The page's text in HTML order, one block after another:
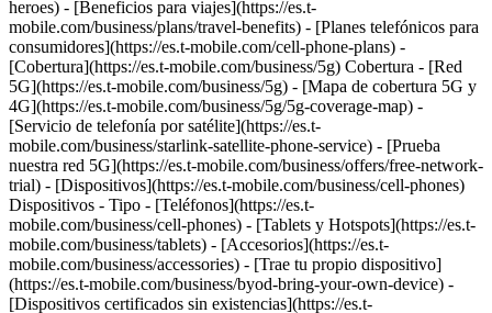
heroes) - [Beneficios para viajes](https://es.t-
mobile.com/business/plans/travel-benefits) - [Planes telefónicos para
consumidores](https://es.t-mobile.com/cell-phone-plans) -
[Cobertura](https://es.t-mobile.com/business/5g) Cobertura - [Red
5G](https://es.t-mobile.com/business/5g) - [Mapa de cobertura 5G y
4G](https://es.t-mobile.com/business/5g/5g-coverage-map) -
[Servicio de telefonía por satélite](https://es.t-
mobile.com/business/starlink-satellite-phone-service) - [Prueba
nuestra red 5G](https://es.t-mobile.com/business/offers/free-network-
trial) - [Dispositivos](https://es.t-mobile.com/business/cell-phones)
Dispositivos - Tipo - [Teléfonos](https://es.t-
mobile.com/business/cell-phones) - [Tablets y Hotspots](https://es.t-
mobile.com/business/tablets) - [Accesorios](https://es.t-
mobile.com/business/accessories) - [Trae tu propio dispositivo]
(https://es.t-mobile.com/business/byod-bring-your-own-device) -
[Dispositivos certificados sin existencias](https://es.t-